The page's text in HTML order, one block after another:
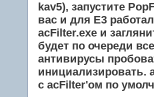
kav5), запустите
вас и для E3
acFilter.exe и
будет по очереди
антивирусы
инициализировать.
с acFilter'ом по